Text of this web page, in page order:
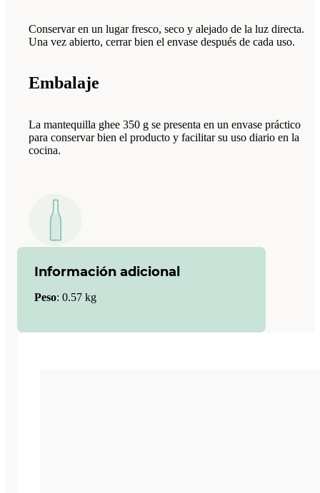
Conservar en un lugar fresco, seco y alejado de la luz directa.
Una vez abierto, cerrar bien el envase después de cada uso.
Embalaje
La mantequilla ghee 350 g se presenta en un envase práctico
para conservar bien el producto y facilitar su uso diario en la
cocina.
Información adicional
Peso: 0.57 kg